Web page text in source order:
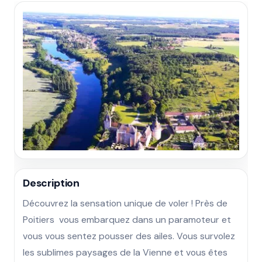
Description
Découvrez la sensation unique de voler ! Près de
Poitiers  vous embarquez dans un paramoteur et
vous vous sentez pousser des ailes. Vous survolez
les sublimes paysages de la Vienne et vous êtes